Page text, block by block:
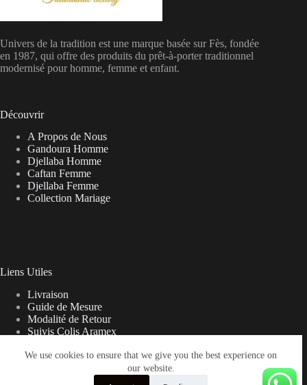
We use cookies to ensure that we give you the best experience on
our website.
Univers de la tradition est une marque basée sur Fès, fondée
en 1987, qui offre des produits du prêt-à-porter traditionnel
modernisé pour homme, femme et enfant.
Découvrir
A Propos de Nous
Gandoura Homme
Djellaba Homme
Caftan Femme
Djellaba Femme
Collection Mariage
Liens Utiles
Livraison
Guide de Mesure
Modalité de Retour
Suivis Colis Aramex